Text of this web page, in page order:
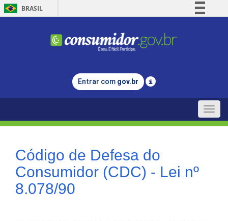
BRASIL
Comunica BR
Legislação
Entrar com gov.br
Toggle
Código de Defesa do
Consumidor (CDC) - Lei nº
8.078/90